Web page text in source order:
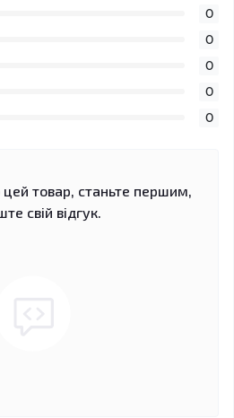
0
0
0
0
0
цей товар, станьте першим,
свій відгук.